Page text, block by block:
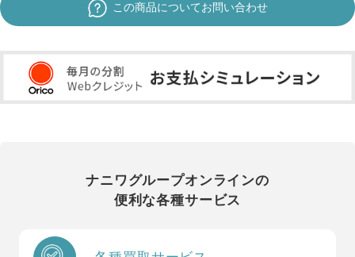
この商品についてお問い合わせ
ナニワグループオンラインの
便利な各種サービス